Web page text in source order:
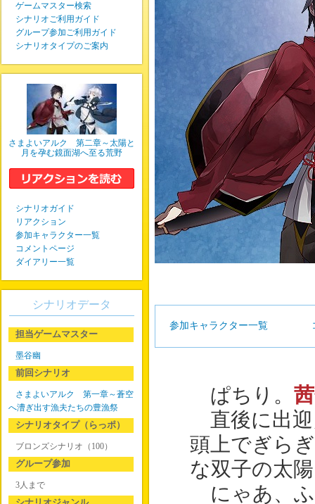
参加キャラクター一覧
ぱちり。
直後に出迎
頭上でぎら
な双子の太
にゃあ、
ゲームマスター検索
シナリオご利用ガイド
グループ参加ご利用ガイド
シナリオタイプのご案内
さまよいアルク 第二章～太陽と
月を孕む鏡面湖へ至る荒野
シナリオガイド
リアクション
参加キャラクター一覧
コメントページ
ダイアリー一覧
シナリオデータ
担当ゲームマスター
墨谷幽
前回シナリオ
さまよいアルク 第一章～蒼空
へ漕ぎ出す漁夫たちの豊漁祭
シナリオタイプ（らっポ）
ブロンズシナリオ（100）
グループ参加
3人まで